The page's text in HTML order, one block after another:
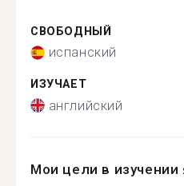
СВОБОДНЫЙ
испанский
ИЗУЧАЕТ
английский
Мои цели в изучении